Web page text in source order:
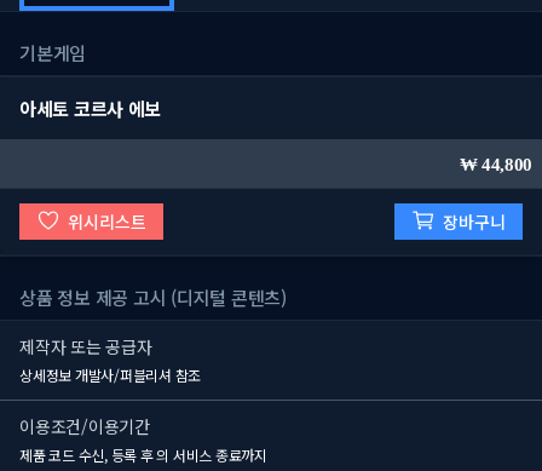
기본게임
아세토 코르사 에보
44,800
위시리스트 장바구니
상품 정보 제공 고시 (디지털 콘텐츠)
제작자 또는 공급자
상세정보 개발사/퍼블리셔 참조
이용조건/이용기간
제품 코드 수신, 등록 후의 서비스 종료까지